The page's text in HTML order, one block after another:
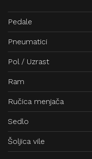
Pedale
Pneumatici
Pol / Uzrast
Ram
Ručica menjača
Sedlo
Šoljica vile